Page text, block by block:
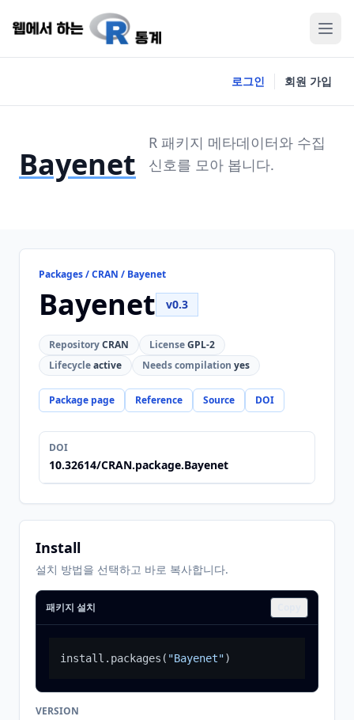
로그인 회원 가입
Bayenet
R 패키지 메타데이터와 수집
신호를 모아 봅니다.
Packages / CRAN / Bayenet
Bayenet v0.3
RepositoryCRAN LicenseGPL-2
Lifecycleactive Needs compilation yes
Package page Reference Source DOI
DOI
10.32614/CRAN.package.Bayenet
Install
설치 방법을 선택하고 바로 복사합니다.
패키지 설치
install.packages ( "Bayenet")
VERSION